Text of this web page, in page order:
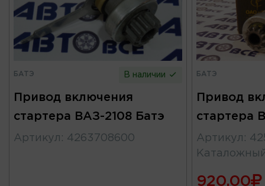
БАТЭ В наличии
Привод включения
стартера ВАЗ-2108 Батэ
Артикул : 4263708600
БАТЭ
Привод
стартера
Артикул :
920.00